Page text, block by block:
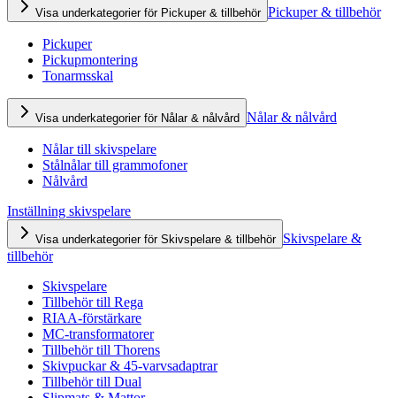
Visa underkategorier för Pickuper & tillbehör Pickuper & tillbehör
Pickuper
Pickupmontering
Tonarmsskal
Visa underkategorier för Nålar & nålvård Nålar & nålvård
Nålar till skivspelare
Stålnålar till grammofoner
Nålvård
Inställning skivspelare
Visa underkategorier för Skivspelare & tillbehör Skivspelare &
tillbehör
Skivspelare
Tillbehör till Rega
RIAA-förstärkare
MC-transformatorer
Tillbehör till Thorens
Skivpuckar & 45-varvsadaptrar
Tillbehör till Dual